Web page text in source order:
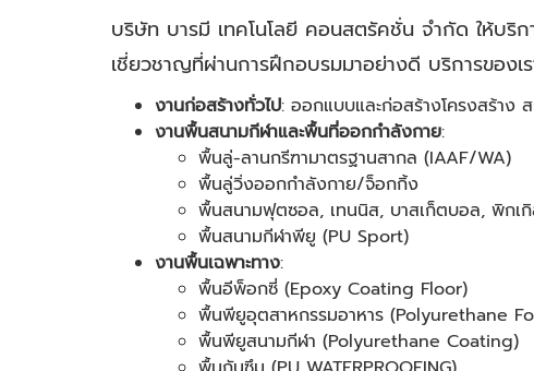
บริษัท บารมี เทคโนโลยี คอนสตรัคชั่น จำกัด ให้บริ
เชี่ยวชาญที่ผ่านการฝึกอบรมมาอย่างดี บริการของ
งานก่อสร้างทั่วไป: ออกแบบและก่อสร้างโครงสร้าง
งานพื้นสนามกีฬาและพื้นที่ออกกำลังกาย:
พื้นลู่-ลานกรีฑามาตรฐานสากล (IAAF/WA)
พื้นลู่วิ่งออกกำลังกาย/จ็อกกิ้ง
พื้นสนามฟุตซอล, เทนนิส, บาสเก็ตบอล, พิกเ
พื้นสนามกีฬาพียู (PU Sport)
งานพื้นเฉพาะทาง:
พื้นอีพ็อกซี่ (Epoxy Coating Floor)
พื้นพียูอุตสาหกรรมอาหาร (Polyurethane
พื้นพียูสนามกีฬา (Polyurethane Coating)